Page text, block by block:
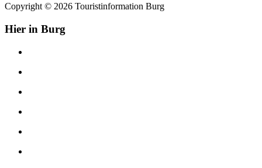
Copyright © 2026 Touristinformation Burg
Hier in Burg